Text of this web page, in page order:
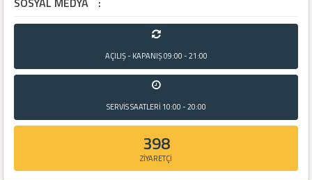
AÇILIŞ - KAPANIŞ09:00 - 21:00
SERVİS SAATLERİ 10:00 - 20:00
398
ZİYARETÇİ